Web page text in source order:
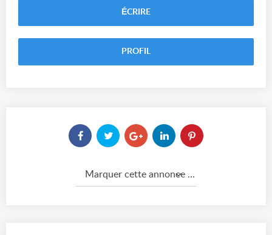
ÉCRIRE
PROFIL
Marquer cette annonce comme...